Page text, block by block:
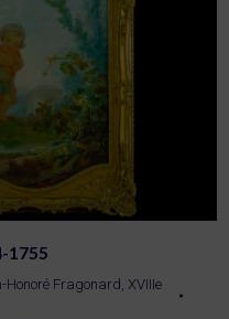
1755
Honoré Fragonard , XVIIIe